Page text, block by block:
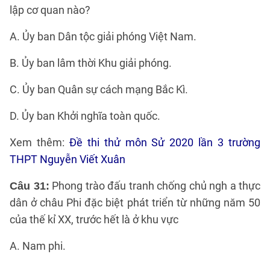
lập cơ quan nào?
A. Ủy ban Dân tộc giải phóng Việt Nam.
B. Ủy ban lâm thời Khu giải phóng.
C. Ủy ban Quân sự cách mạng Bắc Kì.
D. Ủy ban Khởi nghĩa toàn quốc.
Xem thêm: Đề thi thử môn Sử 2020 lần 3 trường
THPT Nguyễn Viết Xuân
Câu 31: Phong trào đấu tranh chống chủ ngh a thực
dân ở châu Phi đặc biệt phát triển từ những năm 50
của thế kỉ XX, trước hết là ở khu vực
A. Nam phi.